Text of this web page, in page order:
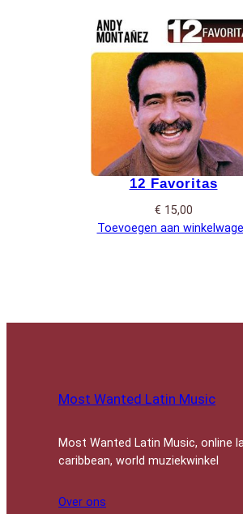
12 Favoritas
€ 15,00
Toevoegen aan
Most Wanted Latin Music
Most Wanted Latin Music, online
caribbean, world muziekwinkel
Over ons